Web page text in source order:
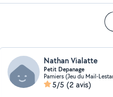
Nathan Vialatte
Petit Depanage
5/5 (2 avis)